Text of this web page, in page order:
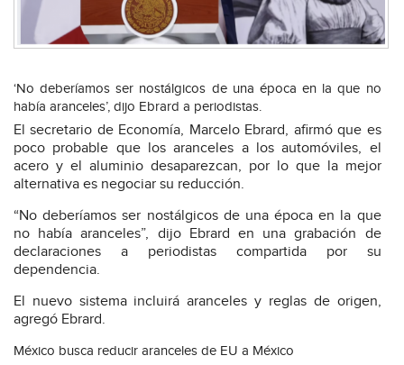
‘No deberíamos ser nostálgicos de una época en la que no
había aranceles’, dijo Ebrard a periodistas.
El secretario de Economía, Marcelo Ebrard, afirmó que es
poco probable que los aranceles a los automóviles, el
acero y el aluminio desaparezcan, por lo que la mejor
alternativa es negociar su reducción.
“No deberíamos ser nostálgicos de una época en la que
no había aranceles”, dijo Ebrard en una grabación de
declaraciones a periodistas compartida por su
dependencia.
El nuevo sistema incluirá aranceles y reglas de origen,
agregó Ebrard.
México busca reducir aranceles de EU a México